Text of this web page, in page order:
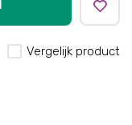
Vergelijk product